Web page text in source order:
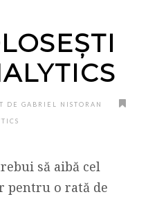
DE GABRIEL NISTORAN
să aibă cel
pentru o rată de